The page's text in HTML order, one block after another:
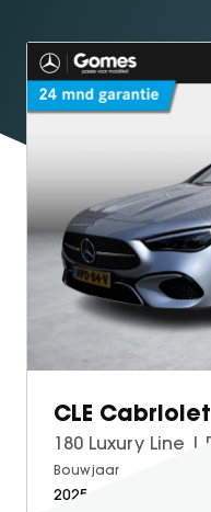
CLE Cabriolet
Bouwjaar
2025